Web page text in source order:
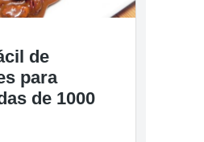
de
para
de 1000